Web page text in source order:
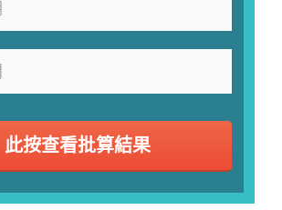
此按查看批算結果